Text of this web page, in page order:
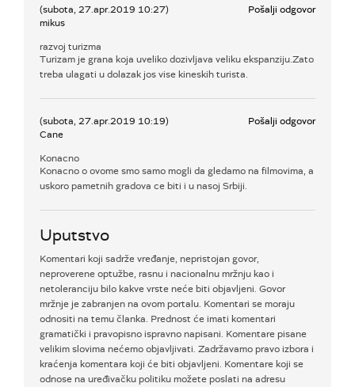
(subota, 27.apr.2019 10:27)
mikus
Pošalji odgovor
razvoj turizma
Turizam je grana koja uveliko dozivljava veliku ekspanziju.Zato
treba ulagati u dolazak jos vise kineskih turista.
(subota, 27.apr.2019 10:19)
Cane
Pošalji odgovor
Konacno
Konacno o ovome smo samo mogli da gledamo na filmovima, a
uskoro pametnih gradova ce biti i u nasoj Srbiji.
Uputstvo
Komentari koji sadrže vređanje, nepristojan govor,
neproverene optužbe, rasnu i nacionalnu mržnju kao i
netoleranciju bilo kakve vrste neće biti objavljeni. Govor
mržnje je zabranjen na ovom portalu. Komentari se moraju
odnositi na temu članka. Prednost će imati komentari
gramatički i pravopisno ispravno napisani. Komentare pisane
velikim slovima nećemo objavljivati. Zadržavamo pravo izbora i
kraćenja komentara koji će biti objavljeni. Komentare koji se
odnose na uređivačku politiku možete poslati na adresu